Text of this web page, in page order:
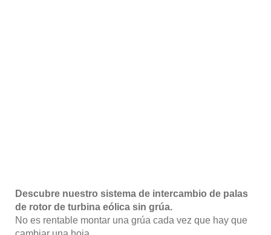
Descubre nuestro sistema de intercambio de palas
de rotor de turbina eólica sin grúa.
No es rentable montar una grúa cada vez que hay que